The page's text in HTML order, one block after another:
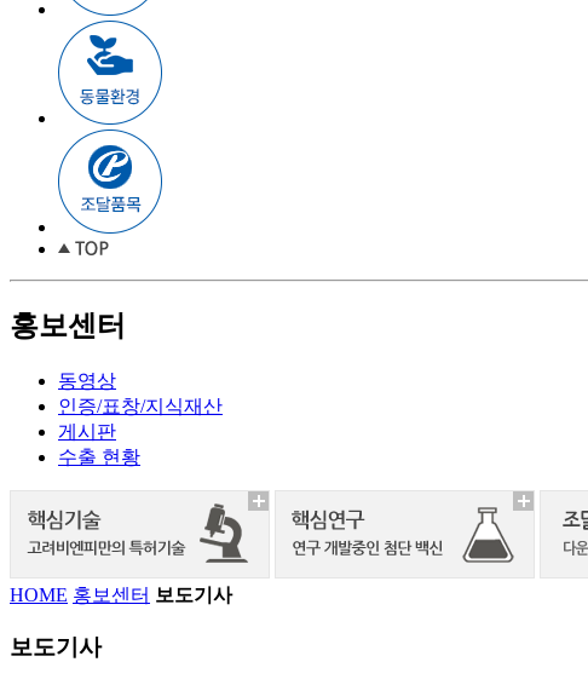
홍보센터
동영상
인증/표창/지식재산
게시판
수출 현황
HOME 홍보센터 보도기사
보도기사